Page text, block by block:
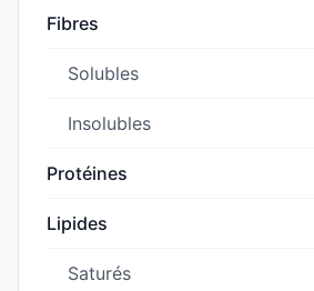
Fibres
Solubles
Insolubles
Protéines
Lipides
Saturés